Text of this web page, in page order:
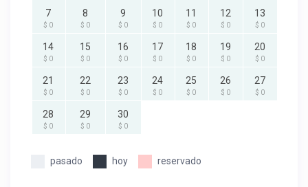
7
$ 0
8
$ 0
9
$ 0
10
$ 0
11
$ 0
12
$ 0
13
$ 0
14
$ 0
15
$ 0
16
$ 0
17
$ 0
18
$ 0
19
$ 0
20
$ 0
21
$ 0
22
$ 0
23
$ 0
24
$ 0
25
$ 0
26
$ 0
27
$ 0
28
$ 0
29
$ 0
30
$ 0
pasado hoy reservado